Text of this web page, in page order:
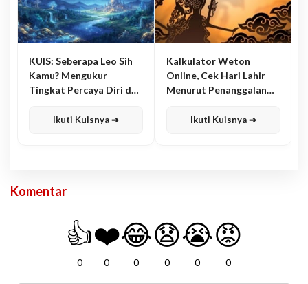
KUIS: Seberapa Leo Sih
Kamu? Mengukur
Tingkat Percaya Diri dan
Ikuti Kuisnya ➔
Kalkulator Weton
Online, Cek Hari Lahir
Menurut Penanggalan
Ikuti Kuisnya ➔
Komentar
👍
0
❤️
0
😂
0
😧
0
😭
0
😡
0